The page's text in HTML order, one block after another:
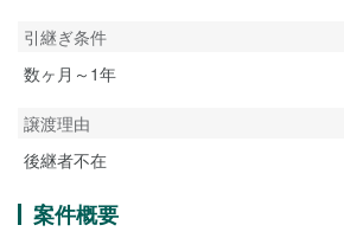
引継ぎ条件
数ヶ月～1年
譲渡理由
後継者不在
案件概要